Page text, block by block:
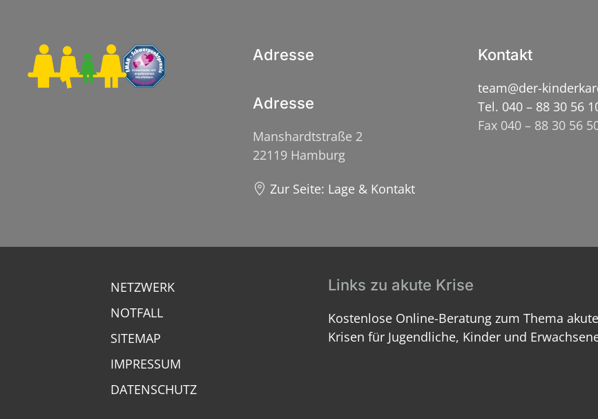
Adresse
Adresse
Manshardtstraße 2
22119 Hamburg
Zur Seite: Lage & Kontakt
Kontakt
team@der-
Tel. 040 – 88 30 56
Fax 040 – 88 30 56
NETZWERK
NOTFALL
SITEMAP
IMPRESSUM
DATENSCHUTZ
Links zu akute Krise
Kostenlose Online-Beratung zum Thema akute
Krisen für Jugendliche, Kinder und